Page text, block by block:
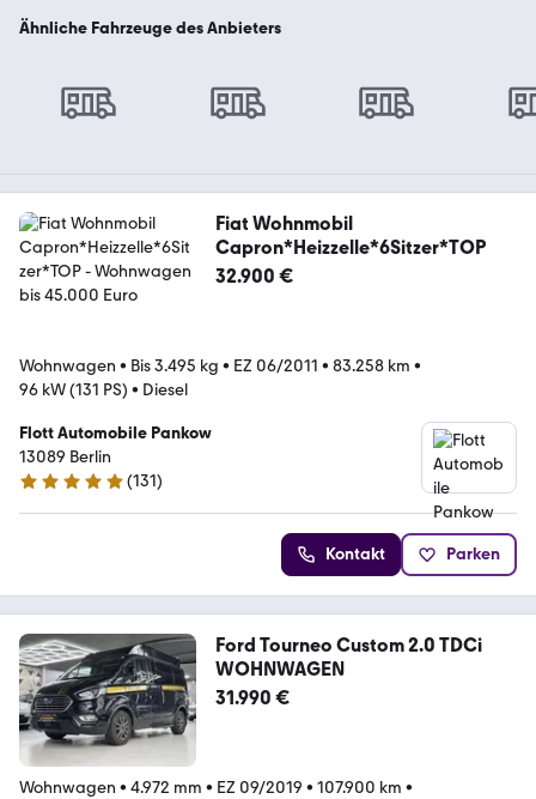
Ähnliche Fahrzeuge des Anbieters
Fiat Wohnmobil
Capron*Heizzelle*6Sitzer*TOP
32.900 €
Wohnwagen • Bis 3.495 kg • EZ 06/2011 • 83.258 km •
96 kW (131 PS) • Diesel
Flott Automobile Pankow
13089 Berlin
4.9 Sterne
(131)
Kontakt Parken
Ford Tourneo Custom 2.0 TDCi
WOHNWAGEN
31.990 €
Wohnwagen • 4.972 mm • EZ 09/2019 • 107.900 km •